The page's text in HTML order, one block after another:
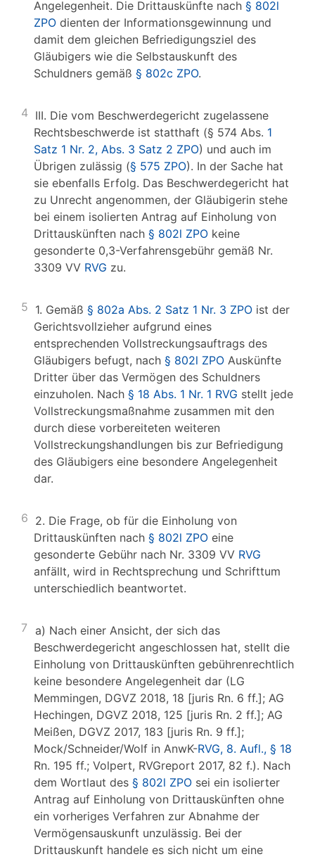
Angelegenheit. Die Drittauskünfte nach § 802l
ZPO dienten der Informationsgewinnung und
damit dem gleichen Befriedigungsziel des
Gläubigers wie die Selbstauskunft des
Schuldners gemäß § 802c ZPO.
4 III. Die vom Beschwerdegericht zugelassene
Rechtsbeschwerde ist statthaft (§ 574 Abs. 1
Satz 1 Nr. 2, Abs. 3 Satz 2 ZPO) und auch im
Übrigen zulässig (§ 575 ZPO). In der Sache hat
sie ebenfalls Erfolg. Das Beschwerdegericht hat
zu Unrecht angenommen, der Gläubigerin stehe
bei einem isolierten Antrag auf Einholung von
Drittauskünften nach § 802l ZPO keine
gesonderte 0,3-Verfahrensgebühr gemäß Nr.
3309 VV RVG zu.
5 1. Gemäß § 802a Abs. 2 Satz 1 Nr. 3 ZPO ist der
Gerichtsvollzieher aufgrund eines
entsprechenden Vollstreckungsauftrags des
Gläubigers befugt, nach § 802l ZPO Auskünfte
Dritter über das Vermögen des Schuldners
einzuholen. Nach § 18 Abs. 1 Nr. 1 RVG stellt jede
Vollstreckungsmaßnahme zusammen mit den
durch diese vorbereiteten weiteren
Vollstreckungshandlungen bis zur Befriedigung
des Gläubigers eine besondere Angelegenheit
dar.
6 2. Die Frage, ob für die Einholung von
Drittauskünften nach § 802l ZPO eine
gesonderte Gebühr nach Nr. 3309 VV RVG
anfällt, wird in Rechtsprechung und Schrifttum
unterschiedlich beantwortet.
7 a) Nach einer Ansicht, der sich das
Beschwerdegericht angeschlossen hat, stellt die
Einholung von Drittauskünften gebührenrechtlich
keine besondere Angelegenheit dar (LG
Memmingen, DGVZ 2018, 18 [juris Rn. 6 ff.]; AG
Hechingen, DGVZ 2018, 125 [juris Rn. 2 ff.]; AG
Meißen, DGVZ 2017, 183 [juris Rn. 9 ff.];
Mock/Schneider/Wolf in AnwK-RVG, 8. Aufl., § 18
Rn. 195 ff.; Volpert, RVGreport 2017, 82 f.). Nach
dem Wortlaut des § 802l ZPO sei ein isolierter
Antrag auf Einholung von Drittauskünften ohne
ein vorheriges Verfahren zur Abnahme der
Vermögensauskunft unzulässig. Bei der
Drittauskunft handele es sich nicht um eine